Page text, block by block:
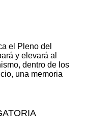
el Pleno del
y elevará al
dentro de los
una memoria